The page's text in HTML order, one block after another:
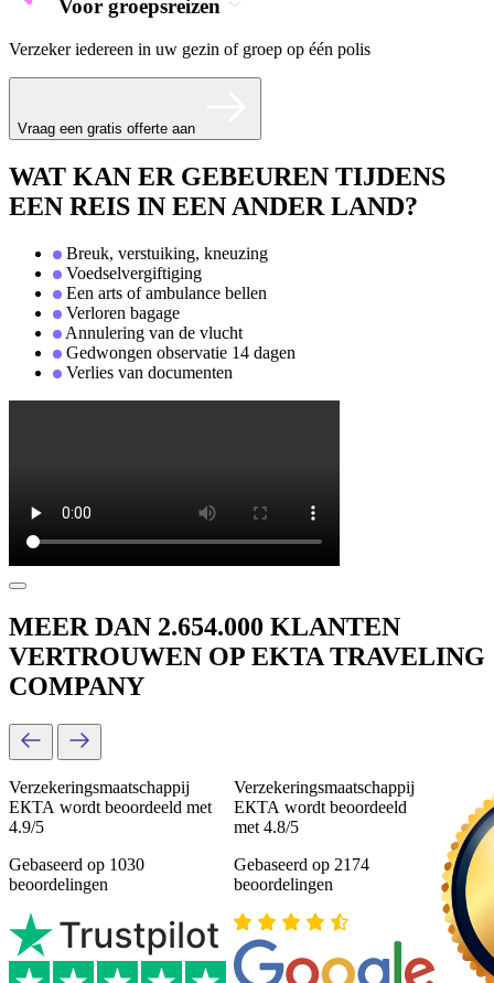
Voor groepsreizen
Verzeker iedereen in uw gezin of groep op één polis
Vraag een gratis offerte aan
WAT KAN ER GEBEUREN TIJDENS
EEN REIS IN EEN ANDER LAND?
Breuk, verstuiking, kneuzing
Voedselvergiftiging
Een arts of ambulance bellen
Verloren bagage
Annulering van de vlucht
Gedwongen observatie 14 dagen
Verlies van documenten
MEER DAN 2.654.000 KLANTEN
VERTROUWEN OP EKTA TRAVELING
COMPANY
Verzekeringsmaatschappij
ЕКТА wordt beoordeeld met
4.9/5
Gebaseerd op 1030
beoordelingen
Verzekeringsmaatschappij
ЕКТА wordt beoordeeld
met 4.8/5
Gebaseerd op 2174
beoordelingen